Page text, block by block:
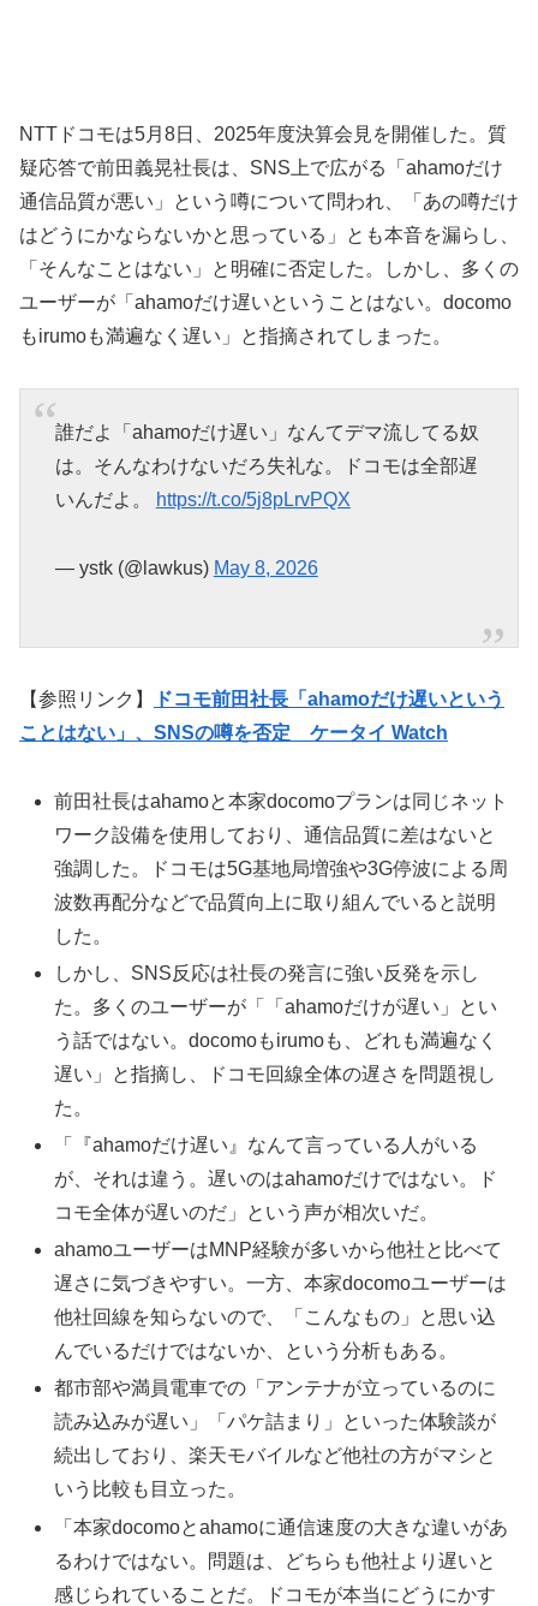
NTTドコモは5月8日、2025年度決算会見を開催した。質
疑応答で前田義晃社長は、SNS上で広がる「ahamoだけ
通信品質が悪い」という噂について問われ、「あの噂だけ
はどうにかならないかと思っている」とも本音を漏らし、
「そんなことはない」と明確に否定した。しかし、多くの
ユーザーが「ahamoだけ遅いということはない。docomo
もirumoも満遍なく遅い」と指摘されてしまった。
誰だよ「ahamoだけ遅い」なんてデマ流してる奴
は。そんなわけないだろ失礼な。ドコモは全部遅
いんだよ。
https://t.co/5j8pLrvPQX
— ystk (@lawkus) May 8, 2026
【参照リンク】
ドコモ前田社長「ahamoだけ遅いという
ことはない」、SNSの噂を否定 ケータイ Watch
前田社長はahamoと本家docomoプランは同じネット
ワーク設備を使用しており、通信品質に差はないと
強調した。ドコモは5G基地局増強や3G停波による周
波数再配分などで品質向上に取り組んでいると説明
した。
しかし、SNS反応は社長の発言に強い反発を示し
た。多くのユーザーが「「ahamoだけが遅い」とい
う話ではない。docomoもirumoも、どれも満遍なく
遅い」と指摘し、ドコモ回線全体の遅さを問題視し
た。
「『ahamoだけ遅い』なんて言っている人がいる
が、それは違う。遅いのはahamoだけではない。ド
コモ全体が遅いのだ」という声が相次いだ。
ahamoユーザーはMNP経験が多いから他社と比べて
遅さに気づきやすい。一方、本家docomoユーザーは
他社回線を知らないので、「こんなもの」と思い込
んでいるだけではないか、という分析もある。
都市部や満員電車での「アンテナが立っているのに
読み込みが遅い」「パケ詰まり」といった体験談が
続出しており、楽天モバイルなど他社の方がマシと
いう比較も目立った。
「本家docomoとahamoに通信速度の大きな違いがあ
るわけではない。問題は、どちらも他社より遅いと
感じられていることだ。ドコモが本当にどうにかす